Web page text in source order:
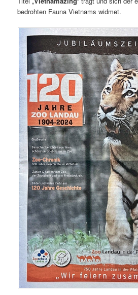
bedrohten Fauna Vietnams widmet.